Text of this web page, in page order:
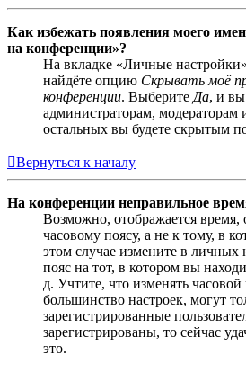
Как избежать появления моего
на конференции»?
На вкладке «Личные
найдёте опцию Скрывать моё
конференции. Выберите Да, и вы
администраторам, модераторам
остальных вы будете скрытым
Вернуться к началу
На конференции неправильное
Возможно, отображается время,
часовому поясу, а не к тому, в
этом случае измените в личных
пояс на тот, в котором вы
д. Учтите, что изменять часовой
большинство настроек, могут
зарегистрированные
зарегистрированы, то сейчас
это.